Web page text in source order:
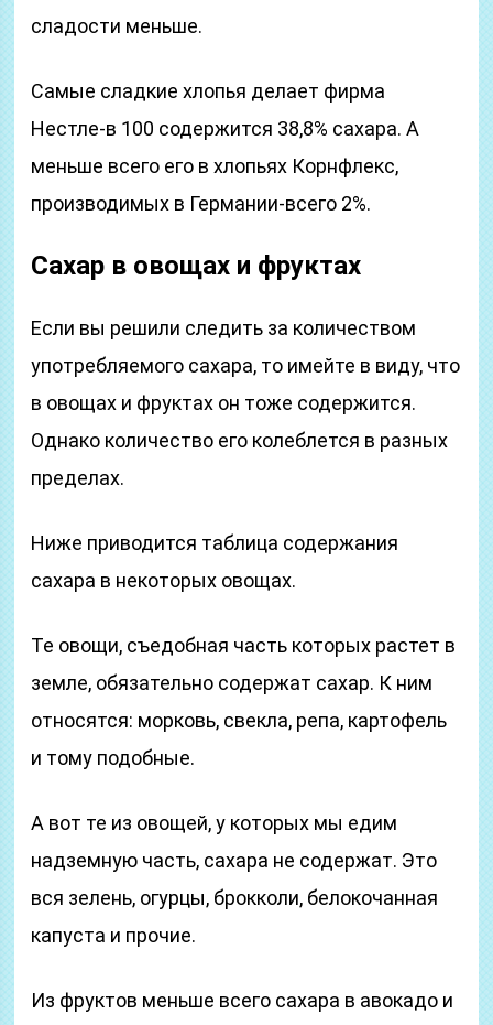
сладости меньше.
Самые сладкие хлопья делает фирма
Нестле-в 100 содержится 38,8% сахара. А
меньше всего его в хлопьях Корнфлекс,
производимых в Германии-всего 2%.
Сахар в овощах и фруктах
Если вы решили следить за количеством
употребляемого сахара, то имейте в виду, что
в овощах и фруктах он тоже содержится.
Однако количество его колеблется в разных
пределах.
Ниже приводится таблица содержания
сахара в некоторых овощах.
Те овощи, съедобная часть которых растет в
земле, обязательно содержат сахар. К ним
относятся: морковь, свекла, репа, картофель
и тому подобные.
А вот те из овощей, у которых мы едим
надземную часть, сахара не содержат. Это
вся зелень, огурцы, брокколи, белокочанная
капуста и прочие.
Из фруктов меньше всего сахара в авокадо и